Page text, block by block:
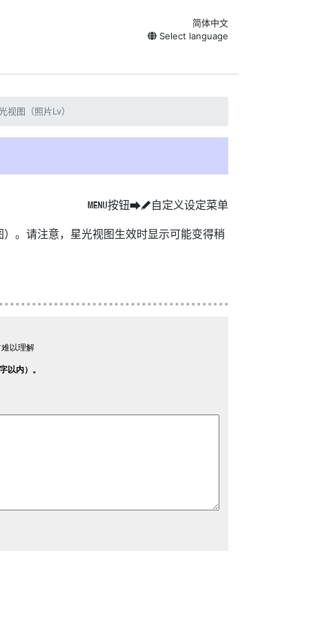
简体中文
Select language
视图（照片Lv）
G按钮UA自定义设定菜单
。请注意，星光视图生效时显示可能变得稍